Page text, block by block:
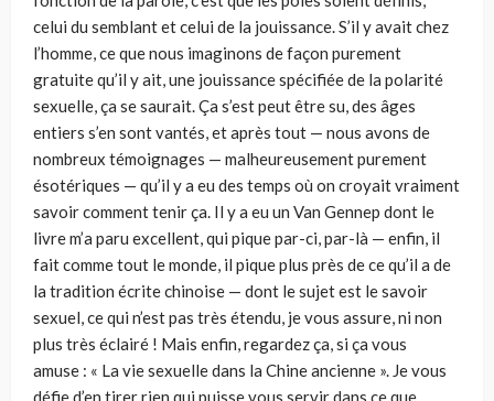
celui du semblant et celui de la jouissance. S’il y avait chez
l’homme, ce que nous imaginons de façon purement
gratuite qu’il y ait, une jouissance spécifiée de la polarité
sexuelle, ça se saurait. Ça s’est peut être su, des âges
entiers s’en sont vantés, et après tout — nous avons de
nombreux témoignages — malheureusement purement
ésotériques — qu’il y a eu des temps où on croyait vraiment
savoir comment tenir ça. Il y a eu un Van Gennep dont le
livre m’a paru excellent, qui pique par-ci, par-là — enfin, il
fait comme tout le monde, il pique plus près de ce qu’il a de
la tradition écrite chinoise — dont le sujet est le savoir
sexuel, ce qui n’est pas très étendu, je vous assure, ni non
plus très éclairé ! Mais enfin, regardez ça, si ça vous
amuse : « La vie sexuelle dans la Chine ancienne ». Je vous